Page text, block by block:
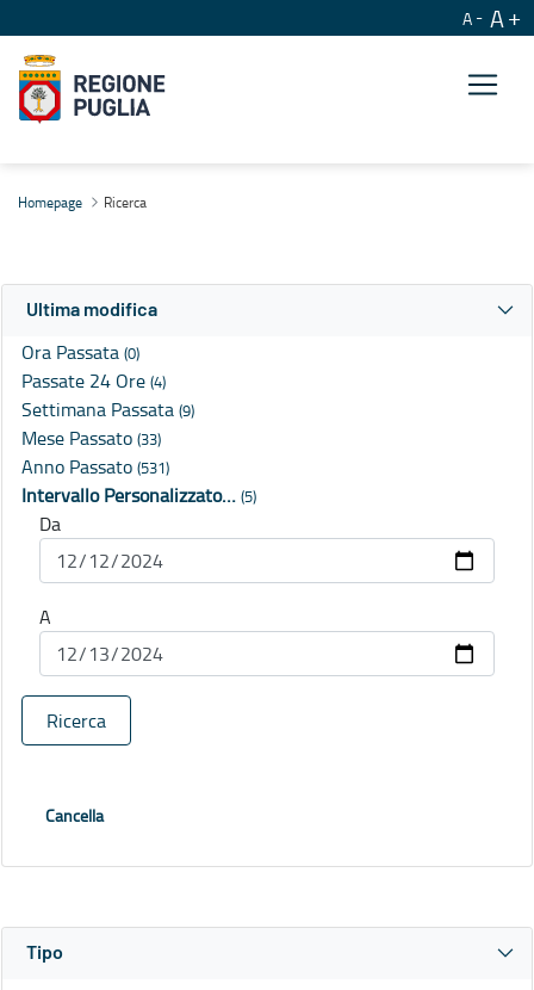
A A
Homepage Ricerca
Ultima modifica
Ora Passata (0)
Passate 24 Ore (4)
Settimana Passata (9)
Mese Passato (33)
Anno Passato (531)
Intervallo Personalizzato… (5)
Da
A
Ricerca
Cancella
Tipo